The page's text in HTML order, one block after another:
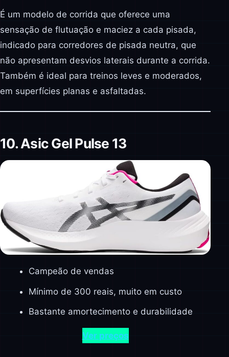
É um modelo de corrida que oferece uma
sensação de flutuação e maciez a cada pisada,
indicado para corredores de pisada neutra, que
não apresentam desvios laterais durante a corrida.
Também é ideal para treinos leves e moderados,
em superfícies planas e asfaltadas.
10. Asic Gel Pulse 13
Campeão de vendas
Mínimo de 300 reais, muito em custo
Bastante amortecimento e durabilidade
Ver preços